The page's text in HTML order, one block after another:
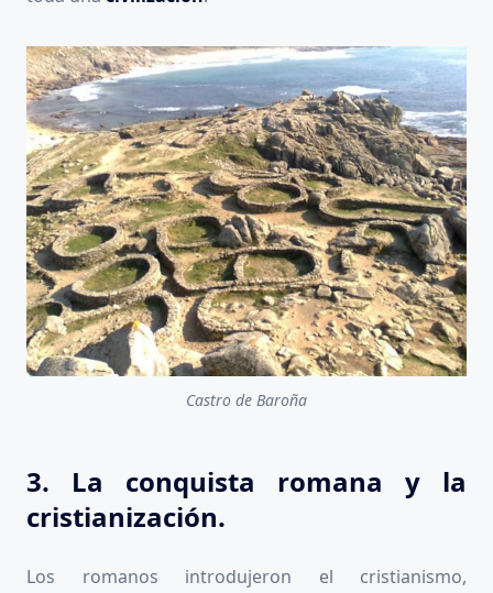
Castro de Baroña
3. La conquista romana y la
cristianización.
Los romanos introdujeron el cristianismo,